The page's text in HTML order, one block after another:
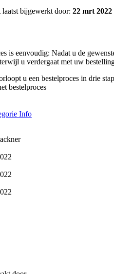
laatst bijgewerkt door: 22 mrt 2022
is eenvoudig: Nadat u de
u verdergaat met uw
u een bestelproces in drie
bestelproces
Info